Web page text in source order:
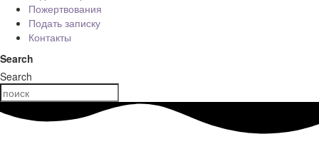
Пожертвования
Подать записку
Контакты
Search
Search